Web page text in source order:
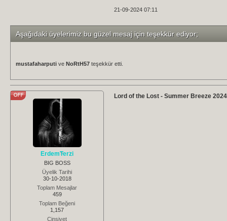
21-09-2024 07:11
Aşağıdaki üyelerimiz bu güzel mesaj için teşekkür ediyor;
mustafaharputi ve NoRtH57 teşekkür etti.
ErdemTerzi
BIG BOSS
Üyelik Tarihi
30-10-2018
Toplam Mesajlar
459
Toplam Beğeni
1,157
Cinsiyet
Lord of the Lost - Summer Breeze